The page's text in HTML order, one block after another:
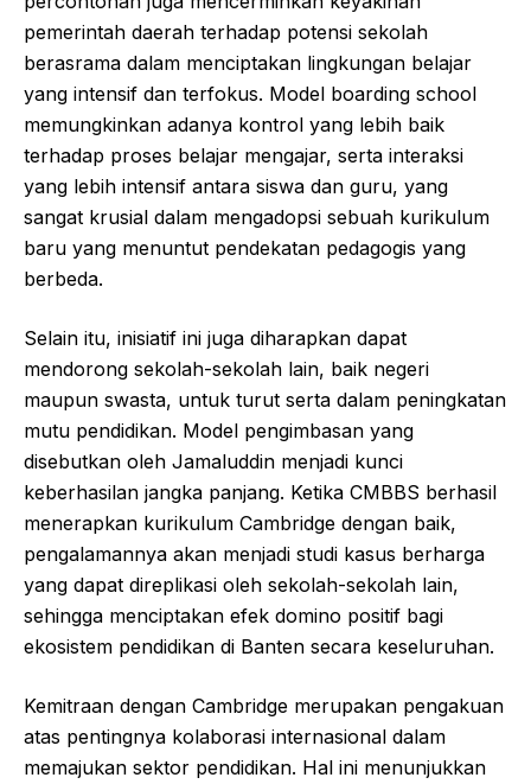
pemerintah daerah terhadap potensi sekolah
berasrama dalam menciptakan lingkungan belajar
yang intensif dan terfokus. Model boarding school
memungkinkan adanya kontrol yang lebih baik
terhadap proses belajar mengajar, serta interaksi
yang lebih intensif antara siswa dan guru, yang
sangat krusial dalam mengadopsi sebuah kurikulum
baru yang menuntut pendekatan pedagogis yang
berbeda.
Selain itu, inisiatif ini juga diharapkan dapat
mendorong sekolah-sekolah lain, baik negeri
maupun swasta, untuk turut serta dalam peningkatan
mutu pendidikan. Model pengimbasan yang
disebutkan oleh Jamaluddin menjadi kunci
keberhasilan jangka panjang. Ketika CMBBS berhasil
menerapkan kurikulum Cambridge dengan baik,
pengalamannya akan menjadi studi kasus berharga
yang dapat direplikasi oleh sekolah-sekolah lain,
sehingga menciptakan efek domino positif bagi
ekosistem pendidikan di Banten secara keseluruhan.
Kemitraan dengan Cambridge merupakan pengakuan
atas pentingnya kolaborasi internasional dalam
memajukan sektor pendidikan. Hal ini menunjukkan